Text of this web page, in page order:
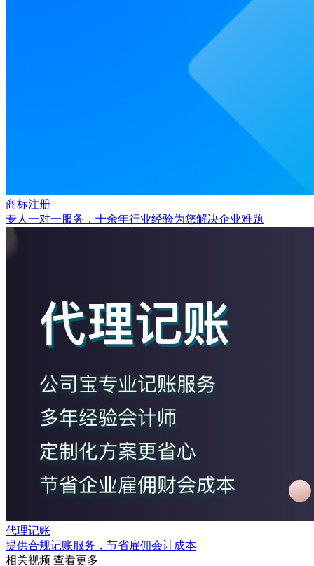
商标注册
专人一对一服务，十余年行业经验为您解决企业难题
代理记账
提供合规记账服务，节省雇佣会计成本
相关视频 查看更多